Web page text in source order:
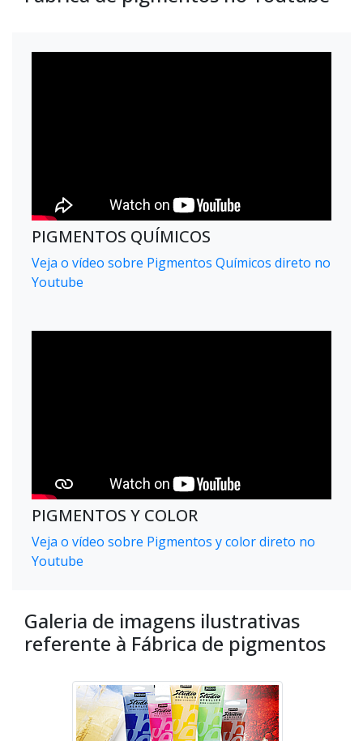
PIGMENTOS QUÍMICOS
Veja o vídeo sobre Pigmentos Químicos direto no
Youtube
PIGMENTOS Y COLOR
Veja o vídeo sobre Pigmentos y color direto no
Youtube
Galeria de imagens ilustrativas
referente à Fábrica de pigmentos